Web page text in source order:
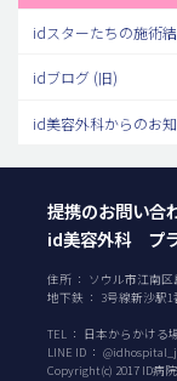
idスターたちの施術
idブログ (旧)
id美容外科からのお
提携のお問い合
id美容外科 プ
住所 ： ソウル市江南
地下鉄 ： 3号線新沙駅
TEL ： 日本からかける
LINE ID ：
Copyright(c) 2017 ID病